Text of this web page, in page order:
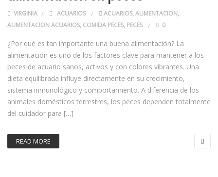
VIRGINIA ACUARIOS ACUARIOS,ALIMENTACION,
ALIMENTACION ACUARIOS, COMIDA PECES, PECES 0
¿Por qué es tan importante una buena alimentación? La
alimentación es uno de los factores clave para mantener a los
peces de acuario sanos, activos y con colores vibrantes. Una
dieta equilibrada influye directamente en su crecimiento,
sistema inmunológico y comportamiento. A diferencia de los
animales domésticos terrestres, los peces dependen totalmente
del cuidador para […]
READ MORE